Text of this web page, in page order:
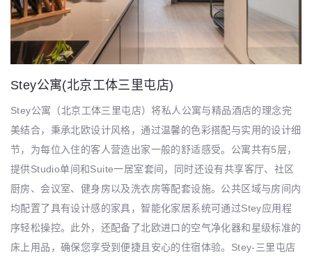
Stey公寓(北京工体三里屯店)
Stey公寓（北京工体三里屯店）将私人公寓与精品酒店的理念完
美结合，秉承北欧设计风格，通过温馨的色彩搭配与实用的设计细
节，为每位入住的客人营造出家一般的舒适感受。公寓共有5层，
提供Studio单间和Suite一居室套间，同时还设有共享客厅、社区
厨房、会议室、健身房以及洗衣房等配套设施。公共区域与房间内
均配置了具有设计感的家具，智能化家居系统可通过Stey应用程
序轻松操控。此外，还配备了北欧进口的空气净化器和星级标准的
床上用品，确保您享受到便捷且安心的住宿体验。Stey-三里屯店